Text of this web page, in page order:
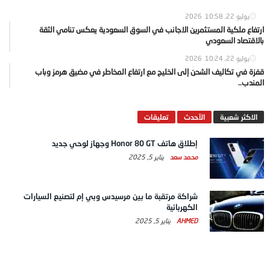
يوليو 22, 2026 10:58
ارتفاع ملكية المستثمرين الاجانب في السوق السعودية يعكس تنامي الثقة
بالاقتصاد السعودي
يوليو 22, 2026 10:24
قفزة في تكاليف الشحن إلى الخليج مع ارتفاع المخاطر في مضيق هرمز وباب
المندب..
الاكثر شعبية الآحدث تعليقات
إطلاق هاتف Honor 80 GT وجهاز لوحي جديد
محمد سعد يناير 5, 2025
شراكة مرتقبة ما بين مرسيدس وبي إم لتصنيع السيارات
الكهربائية
AHMED يناير 5, 2025